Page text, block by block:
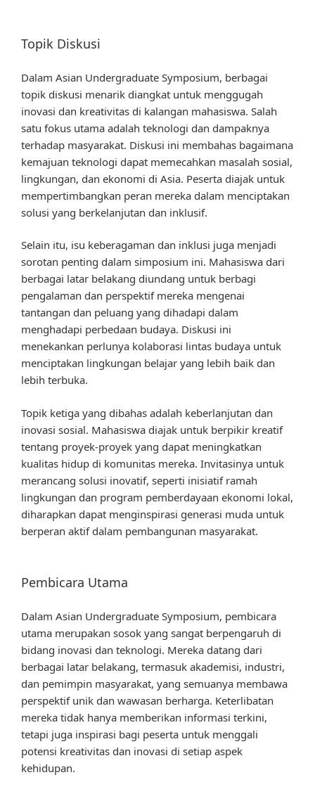
Topik Diskusi
Dalam Asian Undergraduate Symposium, berbagai
topik diskusi menarik diangkat untuk menggugah
inovasi dan kreativitas di kalangan mahasiswa. Salah
satu fokus utama adalah teknologi dan dampaknya
terhadap masyarakat. Diskusi ini membahas bagaimana
kemajuan teknologi dapat memecahkan masalah sosial,
lingkungan, dan ekonomi di Asia. Peserta diajak untuk
mempertimbangkan peran mereka dalam menciptakan
solusi yang berkelanjutan dan inklusif.
Selain itu, isu keberagaman dan inklusi juga menjadi
sorotan penting dalam simposium ini. Mahasiswa dari
berbagai latar belakang diundang untuk berbagi
pengalaman dan perspektif mereka mengenai
tantangan dan peluang yang dihadapi dalam
menghadapi perbedaan budaya. Diskusi ini
menekankan perlunya kolaborasi lintas budaya untuk
menciptakan lingkungan belajar yang lebih baik dan
lebih terbuka.
Topik ketiga yang dibahas adalah keberlanjutan dan
inovasi sosial. Mahasiswa diajak untuk berpikir kreatif
tentang proyek-proyek yang dapat meningkatkan
kualitas hidup di komunitas mereka. Invitasinya untuk
merancang solusi inovatif, seperti inisiatif ramah
lingkungan dan program pemberdayaan ekonomi lokal,
diharapkan dapat menginspirasi generasi muda untuk
berperan aktif dalam pembangunan masyarakat.
Pembicara Utama
Dalam Asian Undergraduate Symposium, pembicara
utama merupakan sosok yang sangat berpengaruh di
bidang inovasi dan teknologi. Mereka datang dari
berbagai latar belakang, termasuk akademisi, industri,
dan pemimpin masyarakat, yang semuanya membawa
perspektif unik dan wawasan berharga. Keterlibatan
mereka tidak hanya memberikan informasi terkini,
tetapi juga inspirasi bagi peserta untuk menggali
potensi kreativitas dan inovasi di setiap aspek
kehidupan.